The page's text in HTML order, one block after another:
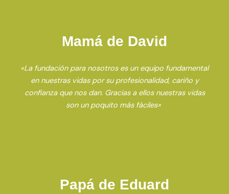
Mamá de David
«La fundación para nosotros es un equipo fundamental
en nuestras vidas por su profesionalidad, cariño y
confianza que nos dan. Gracias a ellos nuestras vidas
son un poquito más fáciles»
Papá de Eduard